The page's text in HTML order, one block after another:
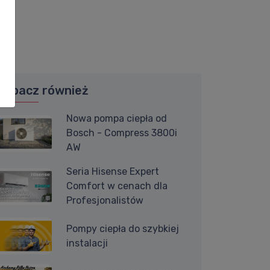
Zobacz również
Nowa pompa ciepła od
Bosch - Compress 3800i
AW
Seria Hisense Expert
Comfort w cenach dla
Profesjonalistów
Pompy ciepła do szybkiej
instalacji